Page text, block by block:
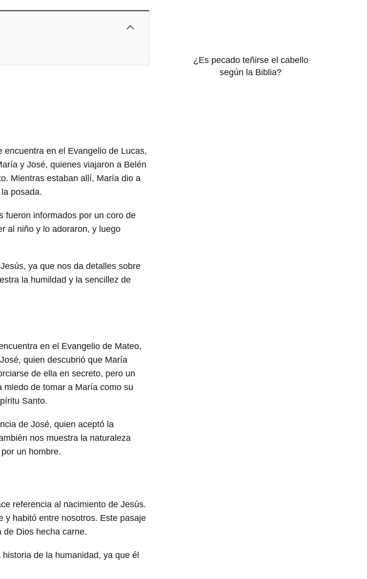
en el Evangelio de Lucas,
y José, quienes viajaron a Belén
Mientras estaban allí, María dio a
posada.
fueron informados por un coro de
al niño y lo adoraron, y luego
ya que nos da detalles sobre
la humildad y la sencillez de
en el Evangelio de Mateo,
quien descubrió que María
de ella en secreto, pero un
de tomar a María como su
Santo.
de José, quien aceptó la
nos muestra la naturaleza
un hombre.
referencia al nacimiento de Jesús.
y habitó entre nosotros. Este pasaje
de Dios hecha carne.
de la humanidad, ya que él
¿Es pecado teñirse el cabello
según la Biblia?